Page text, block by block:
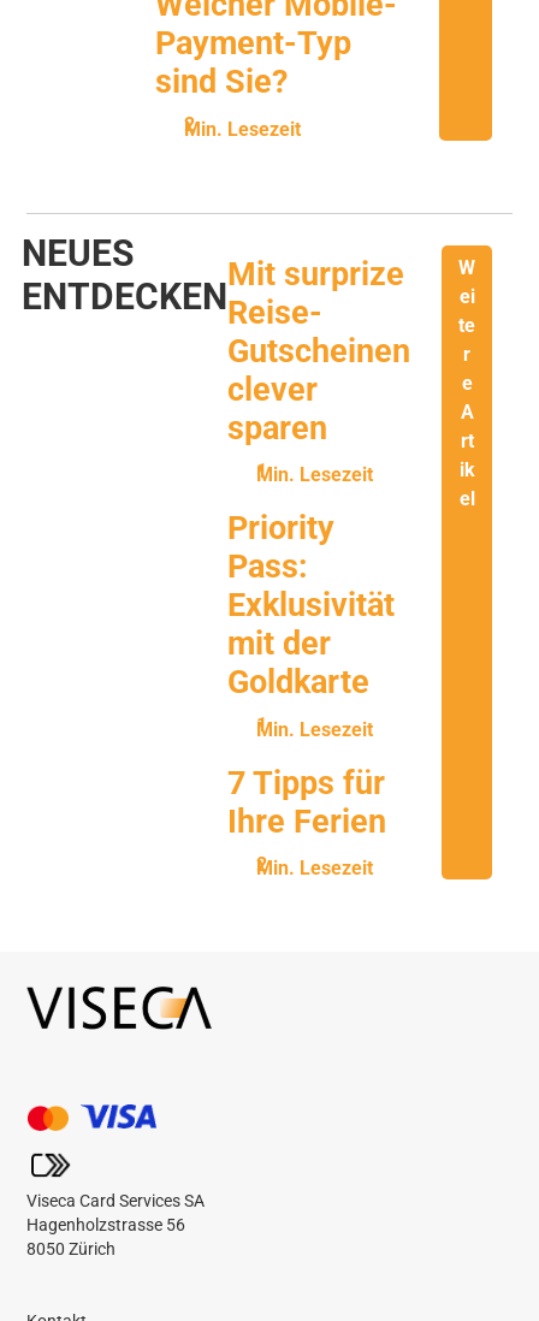
Payment-Typ
sind Sie?
Min. Lesezeit
NEUES
ENTDECKEN
Mit surprize
Reise-
Gutscheinen
clever
sparen
Min. Lesezeit
Priority
Pass:
Exklusivität
mit der
Goldkarte
Min. Lesezeit
7 Tipps für
Ihre Ferien
Min. Lesezeit
W
ei
te
r
e
A
rt
ik
el
Viseca Card Services SA
Hagenholzstrasse 56
8050 Zürich